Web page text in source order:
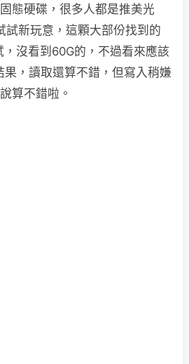
態硬碟，很多人都是推美光
試新玩意，這顆大部份找到的
沒看到60G的，不過看來應該
果，讀取還算不錯，但寫入稍嫌
算不錯啦。